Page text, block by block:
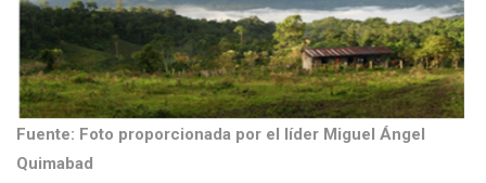
Fuente: Foto proporcionada por el líder Miguel Ángel
Quimabad